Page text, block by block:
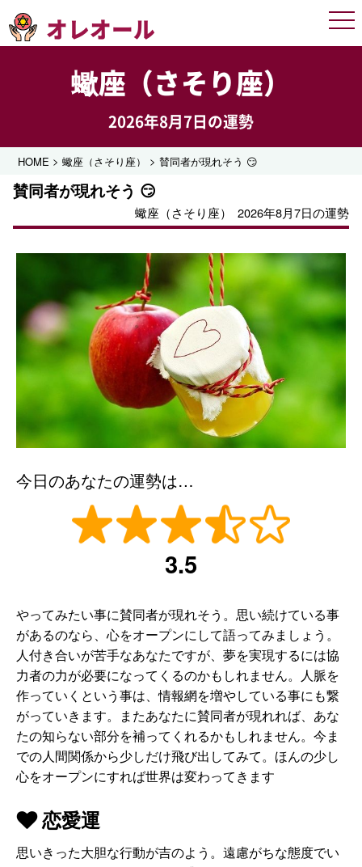
オレオール
蠍座（さそり座）
2026年8月7日の運勢
HOME >蠍座（さそり座） >賛同者が現れそう 😏
賛同者が現れそう 😏
蠍座（さそり座） 2026年8月7日の運勢
今日のあなたの運勢は…
3.5
やってみたい事に賛同者が現れそう。思い続けている事
があるのなら、心をオープンにして語ってみましょう。
人付き合いが苦手なあなたですが、夢を実現するには協
力者の力が必要になってくるのかもしれません。人脈を
作っていくという事は、情報網を増やしている事にも繋
がっていきます。またあなたに賛同者が現れれば、あな
たの知らない部分を補ってくれるかもしれません。今ま
での人間関係から少しだけ飛び出してみて。ほんの少し
心をオープンにすれば世界は変わってきます
恋愛運
思いきった大胆な行動が吉のよう。遠慮がちな態度でい